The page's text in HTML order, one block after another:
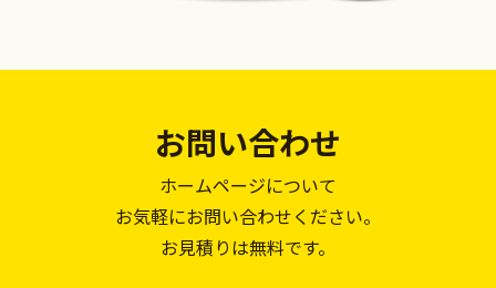
お問い合わせ
ホームページについて
お気軽にお問い合わせください。
お見積りは無料です。